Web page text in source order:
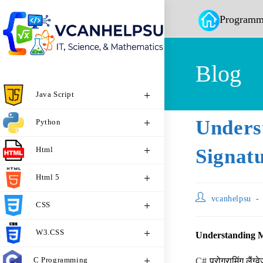
Java Script
Python
Html
Html 5
CSS
W3.CSS
C Programming
Blog
vcanhelpsu
Understanding
C#प्रोग्रामिंग